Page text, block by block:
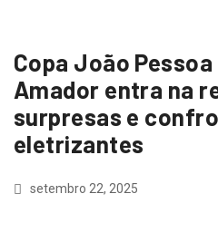
Copa João
Amador entra na
surpresas e
eletrizantes
setembro 22, 2025